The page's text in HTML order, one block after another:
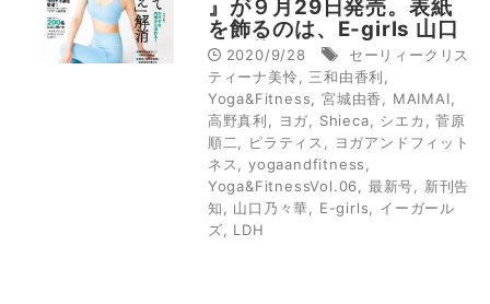
』が９月29日発売。表紙
を飾るのは、E-girls 山口
乃々華！
2020/9/28
セーリィークリス
ティーナ美怜
三和由香利
Yoga&Fitness
宮城由香 MAIMAI
高野真利
ヨガ Shieca シエカ ,菅原
順二
ピラティス
ヨガアンドフィット
ネス
yogaandfitness
Yoga&FitnessVol.06
最新号
新刊告
知
山口乃々華 E-girls
イーガール
ズ
LDH